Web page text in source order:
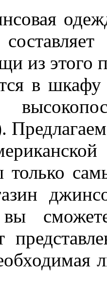
из этого
в
только